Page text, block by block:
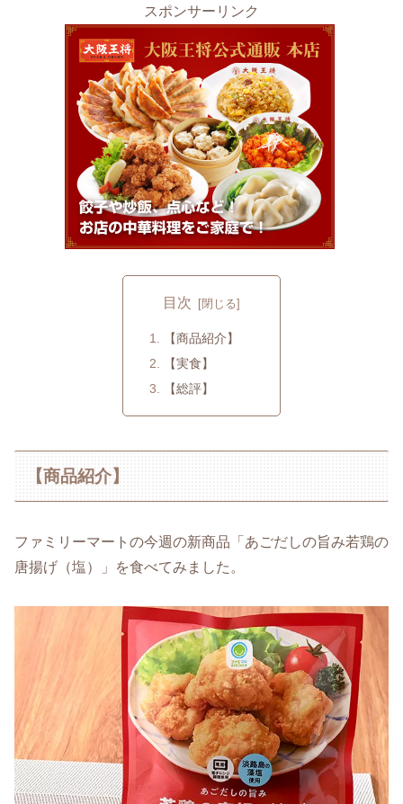
スポンサーリンク
目次
【商品紹介】
【実食】
【総評】
【商品紹介】
ファミリーマートの今週の新商品「あごだしの旨み若鶏の
唐揚げ（塩）」を食べてみました。